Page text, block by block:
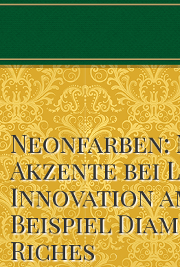
Neonfarben:
Akzente bei
Innovation
Beispiel
Riches